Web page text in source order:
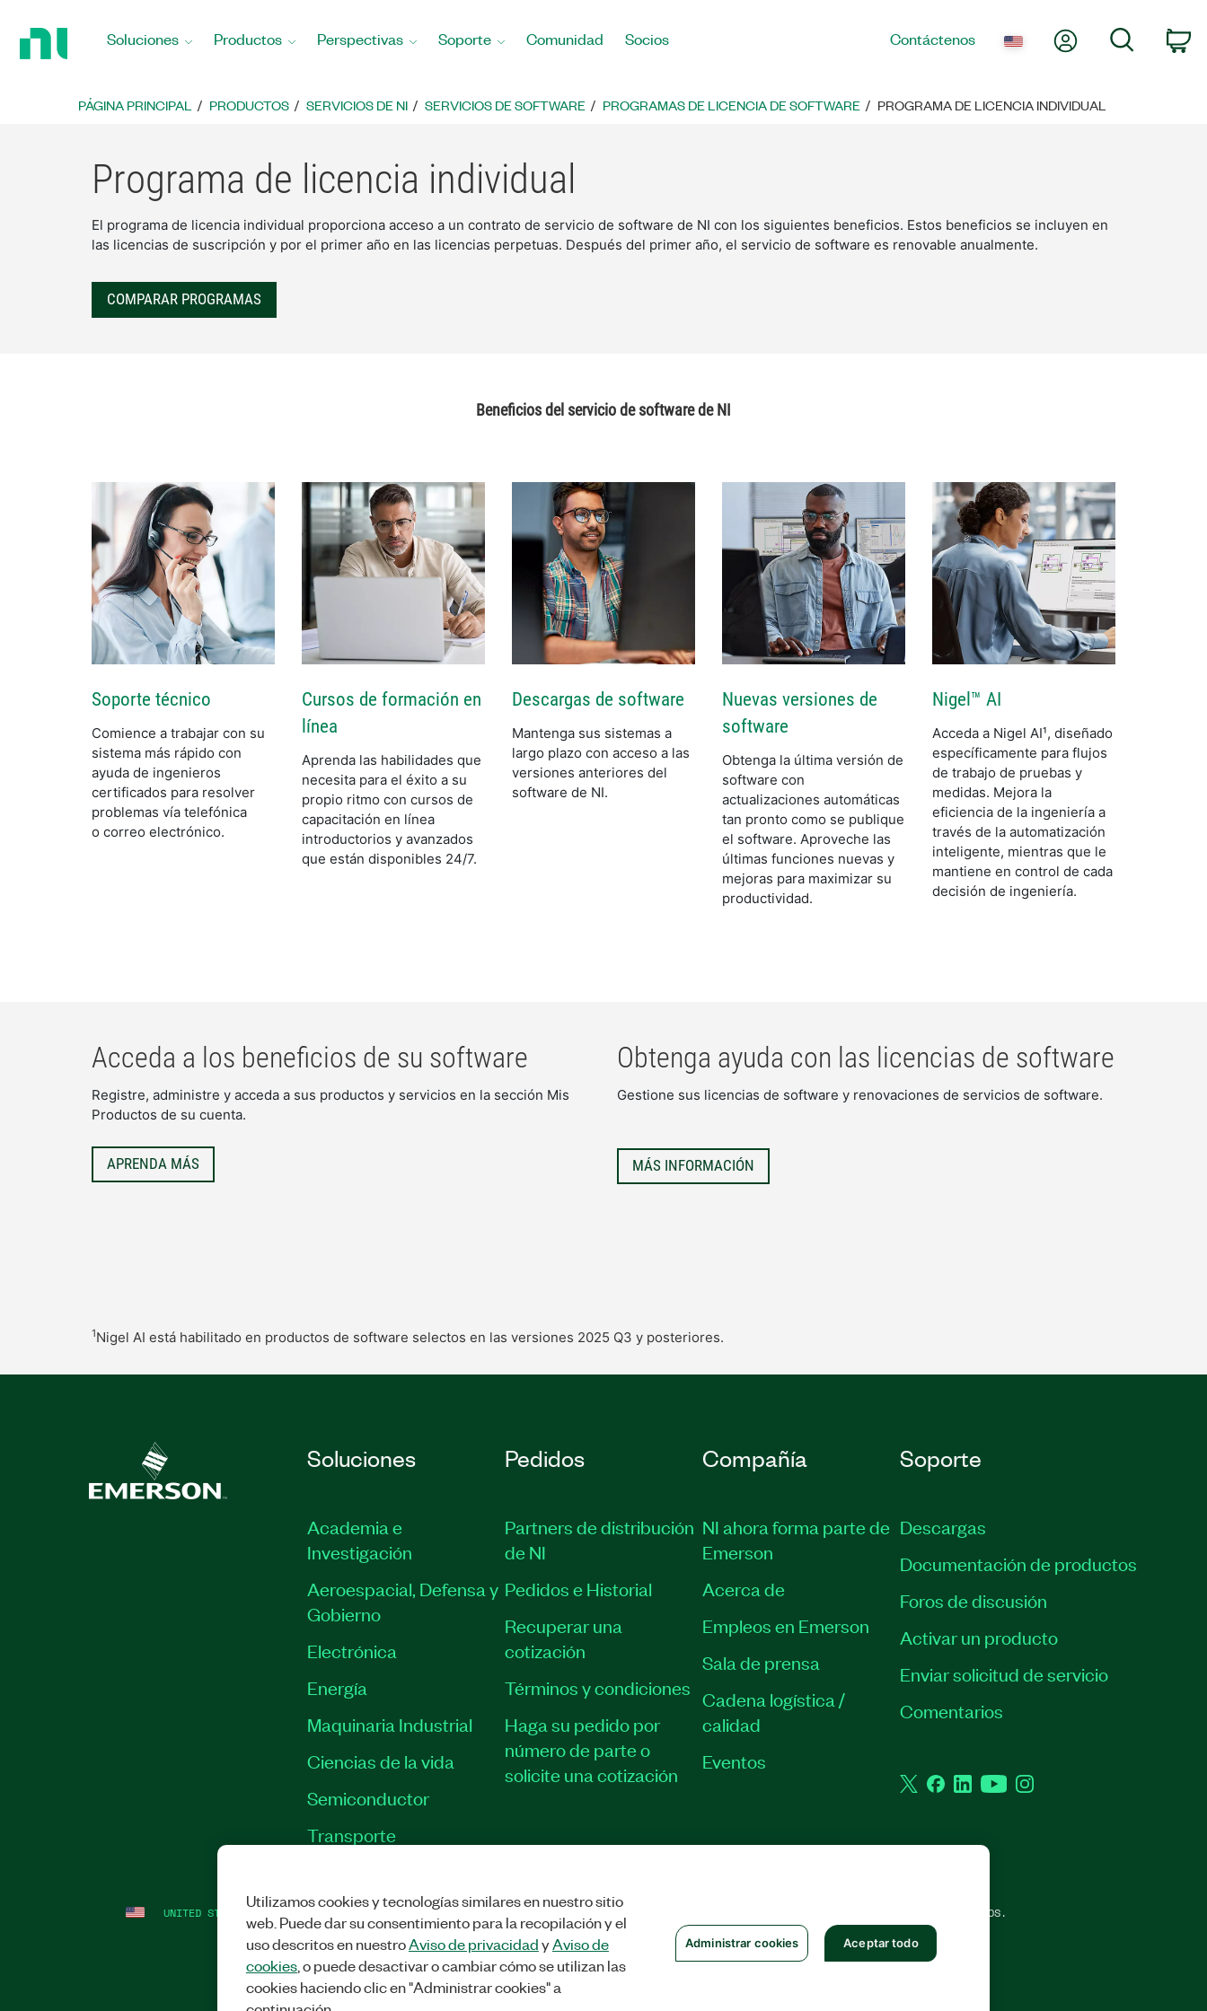
Soluciones Productos Perspectivas Soporte Comunidad Socios Contáctenos Mi cuenta Búsqueda
PÁGINA PRINCIPAL PRODUCTOS SERVICIOS DE NI SERVICIOS DE SOFTWARE PROGRAMAS DE LICENCIA DE SOFTWARE PROGRAMA DE LICENCIA INDIVIDUAL
Programa de licencia individual
El programa de licencia individual proporciona acceso a un contrato de servicio de software de NI con los siguientes beneficios. Estos beneficios se incluyen en
las licencias de suscripción y por el primer año en las licencias perpetuas. Después del primer año, el servicio de software es renovable anualmente.
COMPARAR PROGRAMAS
Beneficios del servicio de software de NI
Soporte técnico
Comience a trabajar con su
sistema más rápido con
ayuda de ingenieros
certificados para resolver
problemas vía telefónica
o correo electrónico.
Cursos de formación en
línea
Aprenda las habilidades que
necesita para el éxito a su
propio ritmo con cursos de
capacitación en línea
introductorios y avanzados
que están disponibles 24/7.
Descargas de software
Mantenga sus sistemas a
largo plazo con acceso a las
versiones anteriores del
software de NI.
Nuevas versiones de
software
Obtenga la última versión de
software con
actualizaciones automáticas
tan pronto como se publique
el software. Aproveche las
últimas funciones nuevas y
mejoras para maximizar su
productividad.
Nigel™ AI
Acceda a Nigel AI¹, diseñado
específicamente para flujos
de trabajo de pruebas y
medidas. Mejora la
eficiencia de la ingeniería a
través de la automatización
inteligente, mientras que le
mantiene en control de cada
decisión de ingeniería.
Acceda a los beneficios de su software
Registre, administre y acceda a sus productos y servicios en la sección Mis
Productos de su cuenta.
APRENDA MÁS
Obtenga ayuda con las licencias de software
Gestione sus licencias de software y renovaciones de servicios de software.
MÁS INFORMACIÓN
1Nigel AI está habilitado en productos de software selectos en las versiones 2025 Q3 y posteriores.
Soluciones
Academia e
Investigación
Aeroespacial, Defensa y
Gobierno
Electrónica
Energía
Maquinaria Industrial
Ciencias de la vida
Semiconductor
Transporte
Pedidos
Partners de distribución
de NI
Pedidos e Historial
Recuperar una
cotización
Términos y condiciones
Haga su pedido por
número de parte o
solicite una cotización
Compañía
NI ahora forma parte de
Emerson
Acerca de
Empleos en Emerson
Sala de prensa
Cadena logística /
calidad
Eventos
Soporte
Descargas
Documentación de productos
Foros de discusión
Activar un producto
Enviar solicitud de servicio
Comentarios
TwitterFacebook
LinkedInYouTubeInstagram
UNITED STATES | PRIVACIDAD NATIONAL INSTRUMENTS CORP. TODOS LOS DERECHOS RESERVADOS.
Utilizamos cookies y tecnologías similares en nuestro sitio
web. Puede dar su consentimiento para la recopilación y el
uso descritos en nuestroAviso de privacidadyAviso de
cookies, o puede desactivar o cambiar cómo se utilizan las
cookies haciendo clic en "Administrar cookies" a
Administrar cookies Aceptar todo